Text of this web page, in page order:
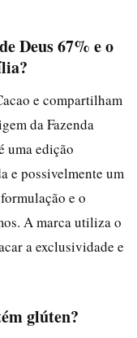
Deus 67% e o
e compartilham
da Fazenda
uma edição
e possivelmente um
e o
A marca utiliza o
a exclusividade e
glúten?